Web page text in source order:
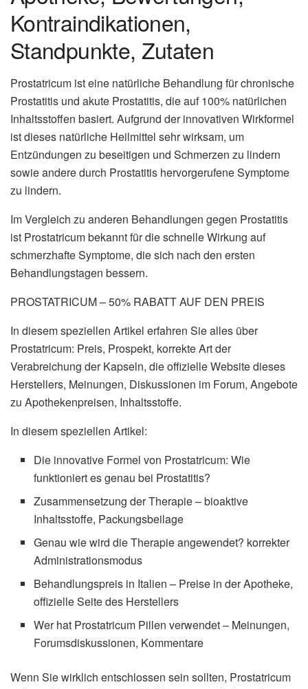
Kontraindikationen,
Standpunkte, Zutaten
Prostatricum ist eine natürliche Behandlung für chronische
Prostatitis und akute Prostatitis, die auf 100% natürlichen
Inhaltsstoffen basiert. Aufgrund der innovativen Wirkformel
ist dieses natürliche Heilmittel sehr wirksam, um
Entzündungen zu beseitigen und Schmerzen zu lindern
sowie andere durch Prostatitis hervorgerufene Symptome
zu lindern.
Im Vergleich zu anderen Behandlungen gegen Prostatitis
ist Prostatricum bekannt für die schnelle Wirkung auf
schmerzhafte Symptome, die sich nach den ersten
Behandlungstagen bessern.
PROSTATRICUM – 50% RABATT AUF DEN PREIS
In diesem speziellen Artikel erfahren Sie alles über
Prostatricum: Preis, Prospekt, korrekte Art der
Verabreichung der Kapseln, die offizielle Website dieses
Herstellers, Meinungen, Diskussionen im Forum, Angebote
zu Apothekenpreisen, Inhaltsstoffe.
In diesem speziellen Artikel:
Die innovative Formel von Prostatricum: Wie
funktioniert es genau bei Prostatitis?
Zusammensetzung der Therapie – bioaktive
Inhaltsstoffe, Packungsbeilage
Genau wie wird die Therapie angewendet? korrekter
Administrationsmodus
Behandlungspreis in Italien – Preise in der Apotheke,
offizielle Seite des Herstellers
Wer hat Prostatricum Pillen verwendet – Meinungen,
Forumsdiskussionen, Kommentare
Wenn Sie wirklich entschlossen sein sollten, Prostatricum